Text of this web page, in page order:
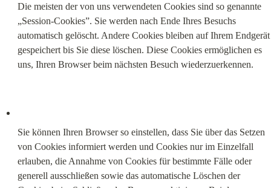
Die meisten der von uns verwendeten Cookies sind so genannte
„Session-Cookies”. Sie werden nach Ende Ihres Besuchs
automatisch gelöscht. Andere Cookies bleiben auf Ihrem Endgerät
gespeichert bis Sie diese löschen. Diese Cookies ermöglichen es
uns, Ihren Browser beim nächsten Besuch wiederzuerkennen.
Sie können Ihren Browser so einstellen, dass Sie über das Setzen
von Cookies informiert werden und Cookies nur im Einzelfall
erlauben, die Annahme von Cookies für bestimmte Fälle oder
generell ausschließen sowie das automatische Löschen der